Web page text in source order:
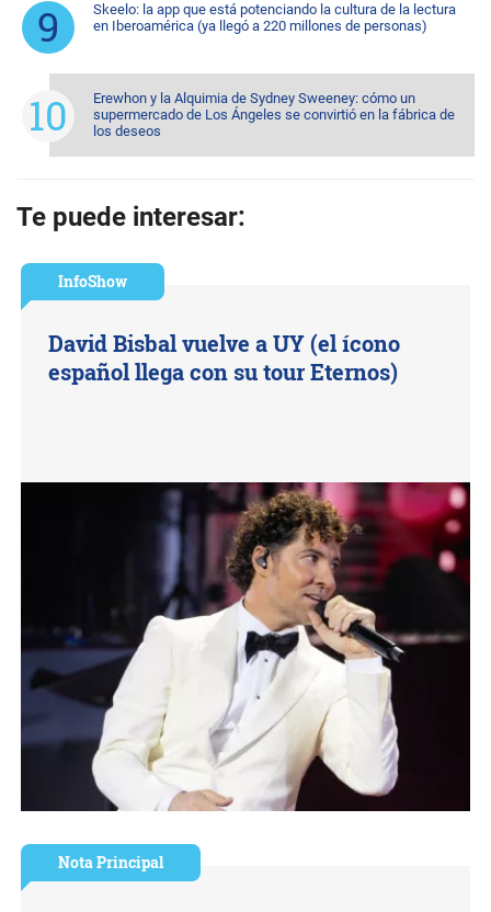
Skeelo: la app que está potenciando la cultura de la lectura
en Iberoamérica (ya llegó a 220 millones de personas)
Erewhon y la Alquimia de Sydney Sweeney: cómo un
supermercado de Los Ángeles se convirtió en la fábrica de
los deseos
Te puede interesar:
InfoShow
David Bisbal vuelve a UY (el ícono
español llega con su tour Eternos)
Nota Principal